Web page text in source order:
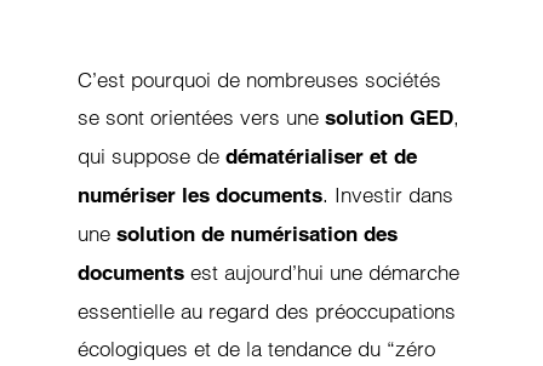
C’est pourquoi de nombreuses sociétés
se sont orientées vers unesolution GED,
qui suppose dedématérialiser et de
numériser les documents. Investir dans
unesolution de numérisation des
documents est aujourd’hui une démarche
essentielle au regard des préoccupations
écologiques et de la tendance du “zéro